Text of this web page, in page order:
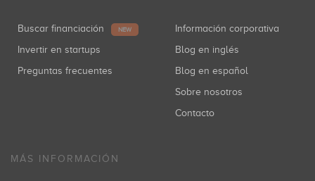
Buscar financiación NEW
Invertir en startups
Preguntas frecuentes
Información corporativa
Blog en inglés
Blog en español
Sobre nosotros
Contacto
MÁS INFORMACIÓN